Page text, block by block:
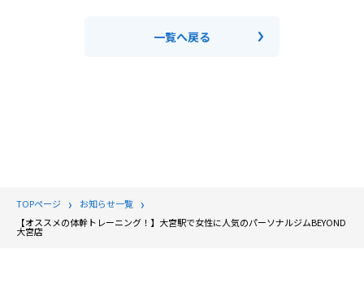
一覧へ戻る
TOPページ
お知らせ一覧
【オススメの体幹トレーニング！】大宮駅で女性に人気のパーソナルジムBEYOND
大宮店